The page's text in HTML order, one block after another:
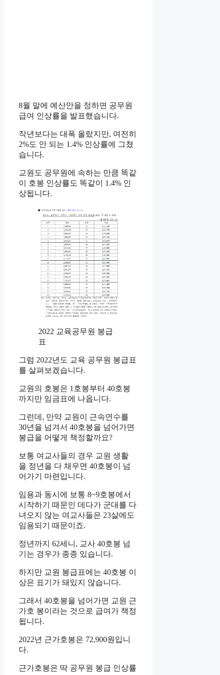
8월 말에 예산안을 정하면 공무원
급여 인상률을 발표했습니다.
작년보다는 대폭 올랐지만, 여전히
2%도 안 되는 1.4% 인상률에 그쳤
습니다.
교원도 공무원에 속하는 만큼 똑같
이 호봉 인상률도 똑같이 1.4% 인
상됩니다.
2022 교육공무원 봉급
표
그럼 2022년도 교육 공무원 봉급표
를 살펴보겠습니다.
교원의 호봉은 1호봉부터 40호봉
까지만 임금표에 나옵니다.
그런데, 만약 교원이 근속연수를
30년을 넘겨서 40호봉을 넘어가면
봉급을 어떻게 책정할까요?
보통 여교사들의 경우 교원 생활
을 정년을 다 채우면 40호봉이 넘
어가기 마련입니다.
임용과 동시에 보통 8~9호봉에서
시작하기 때문인 데다가 군대를 다
녀오지 않는 여교사들은 23살에도
임용되기 때문이죠.
정년까지 62세니, 교사 40호봉 넘
기는 경우가 종종 있습니다.
하지만 교원 봉급표에는 40호봉 이
상은 표기가 돼있지 않습니다.
그래서 40호봉을 넘어가면 교원 근
가호 봉이라는 것으로 급여가 책정
됩니다.
2022년 근가호봉은 72,900원입니
다.
근가호봉은 딱 공무원 봉급 인상률